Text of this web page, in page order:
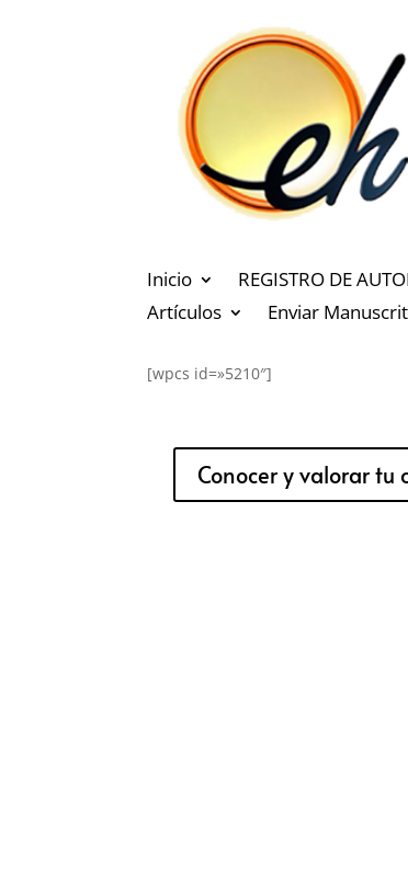
Inicio REGISTRO DE
Artículos
Enviar
[wpcs id=»5210″]
Conocer y valorar tu